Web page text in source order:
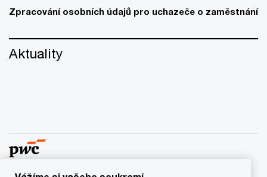
Zpracování osobních údajů pro uchazeče o zaměstnání
Aktuality